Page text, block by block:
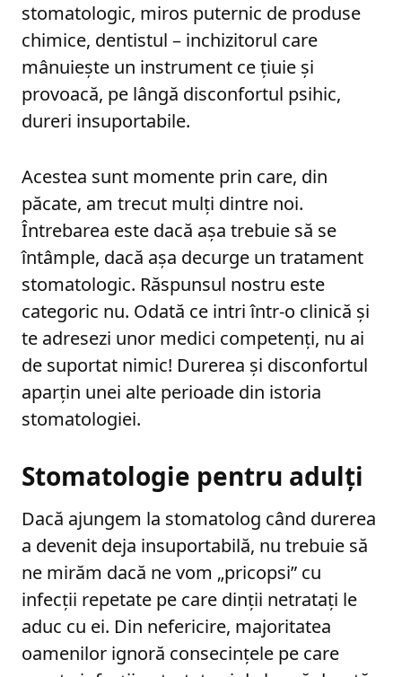
stomatologic, miros puternic de produse
chimice, dentistul – inchizitorul care
mânuiește un instrument ce țiuie și
provoacă, pe lângă disconfortul psihic,
dureri insuportabile.
Acestea sunt momente prin care, din
păcate, am trecut mulți dintre noi.
Întrebarea este dacă așa trebuie să se
întâmple, dacă așa decurge un tratament
stomatologic. Răspunsul nostru este
categoric nu. Odată ce intri într-o clinică și
te adresezi unor medici competenți, nu ai
de suportat nimic! Durerea și disconfortul
aparțin unei alte perioade din istoria
stomatologiei.
Stomatologie pentru adulți
Dacă ajungem la stomatolog când durerea
a devenit deja insuportabilă, nu trebuie să
ne mirăm dacă ne vom „pricopsi” cu
infecții repetate pe care dinții netratați le
aduc cu ei. Din nefericire, majoritatea
oamenilor ignoră consecințele pe care